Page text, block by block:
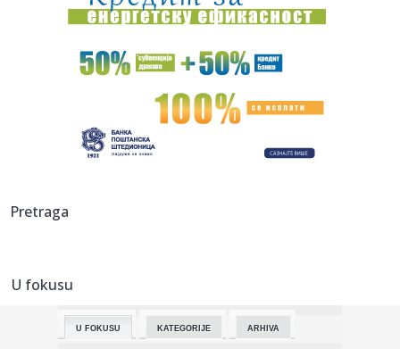
23:51:PARTIZAN TRLJA RUKE: Transfer Saše Lukića doneo crno-
belima 300...
23:48:Otišao iz Arsenala pre nego što su podigli trofej – vratio
Srpkinje pronašle novčanik u Čanju, pa uradile nešto što je
23:46:Detalji drame na nemačkom aerodromu: Vozač nogom
23:33:
23:32:
Brenin potez posle pada razbesneo javnost: Devojka joj
Pretraga
U fokusu
U FOKUSU KATEGORIJE ARHIVA